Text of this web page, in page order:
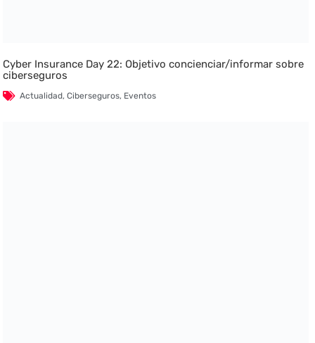
Cyber Insurance Day 22: Objetivo concienciar/informar sobre
ciberseguros
Actualidad,Ciberseguros, Eventos